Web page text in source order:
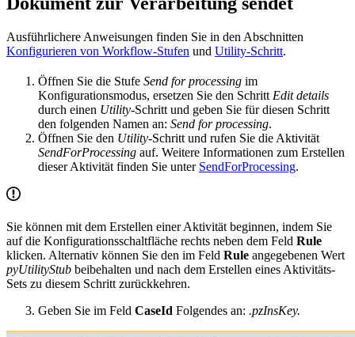
Ausführlichere Anweisungen finden Sie in den Abschnitten
Konfigurieren von Workflow-Stufen und Utility-Schritt.
Öffnen Sie die Stufe Send for processing im
Konfigurationsmodus, ersetzen Sie den Schritt Edit details
durch einen Utility-Schritt und geben Sie für diesen Schritt
den folgenden Namen an: Send for processing.
Öffnen Sie den Utility-Schritt und rufen Sie die Aktivität
SendForProcessing auf. Weitere Informationen zum Erstellen
dieser Aktivität finden Sie unter SendForProcessing.
Sie können mit dem Erstellen einer Aktivität beginnen, indem Sie
auf die Konfigurationsschaltfläche rechts neben dem Feld Rule
klicken. Alternativ können Sie den im Feld Rule angegebenen Wert
pyUtilityStub beibehalten und nach dem Erstellen eines Aktivitäts-
Sets zu diesem Schritt zurückkehren.
Geben Sie im Feld CaseId Folgendes an: .pzInsKey.